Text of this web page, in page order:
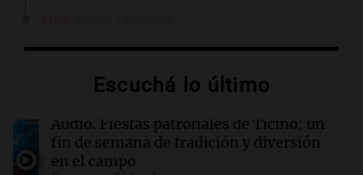
San Juan para fortalecer a largo plazo el
21:29 Ciencia
Descubren un enorme sistema de magma
oculto bajo la Toscana que podría transformar
la energía geotérmica
Escuchá lo último
Audio. Fiestas patronales de Ticino: un
fin de semana de tradición y diversión
en el campo